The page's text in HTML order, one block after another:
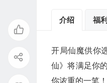
介绍 福利
开局仙魔供你
仙》将满足你
你浓重的一笔！